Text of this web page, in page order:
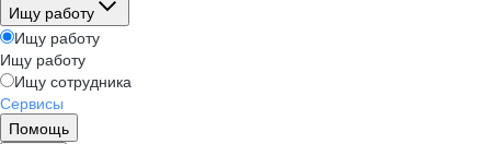
Ищу работу
Ищу работу
Ищу работу
Ищу сотрудника
Сервисы
Помощь